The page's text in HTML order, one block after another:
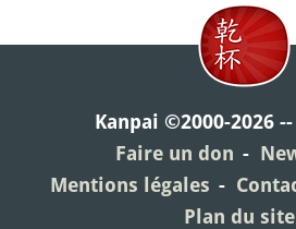
Kanpai ©2000-2026
Faire un don
Mentions légales
Plan du site